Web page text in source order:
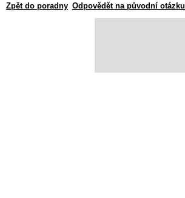
Zpět do poradny Odpovědět na původní otázku